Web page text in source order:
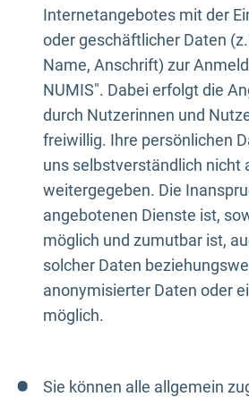
Internetangebotes mit der
oder geschäftlicher Daten
Name, Anschrift) zur
NUMIS". Dabei erfolgt die
durch Nutzerinnen und
freiwillig. Ihre persönlichen
uns selbstverständlich nicht
weitergegeben. Die
angebotenen Dienste ist,
möglich und zumutbar ist,
solcher Daten
anonymisierter Daten oder
möglich.
Sie können alle allgemein